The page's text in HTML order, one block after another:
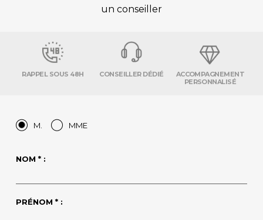
un conseiller
RAPPEL SOUS 48H CONSEILLER DÉDIÉ
ACCOMPAGNEMENT
PERSONNALISÉ
M. MME
NOM * :
PRÉNOM * :